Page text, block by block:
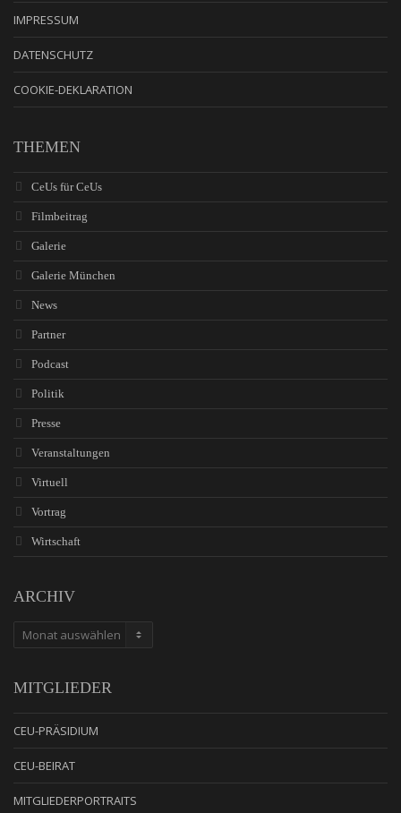
IMPRESSUM
DATENSCHUTZ
COOKIE-DEKLARATION
THEMEN
CeUs für CeUs
Filmbeitrag
Galerie
Galerie München
News
Partner
Podcast
Politik
Presse
Veranstaltungen
Virtuell
Vortrag
Wirtschaft
ARCHIV
ARCHIV
MITGLIEDER
CEU-PRÄSIDIUM
CEU-BEIRAT
MITGLIEDERPORTRAITS